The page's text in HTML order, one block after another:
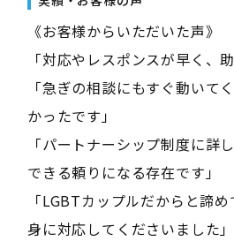
《お客様からいただいた声》
「対応やレスポンスが早く、
「急ぎの相談にもすぐ動いて
かったです」
「パートナーシップ制度に詳
できる頼りになる存在です」
「LGBTカップルだからと諦
身に対応してくださいました」